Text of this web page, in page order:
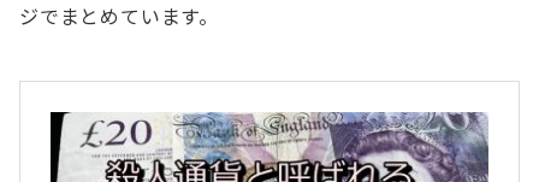
ジでまとめています。